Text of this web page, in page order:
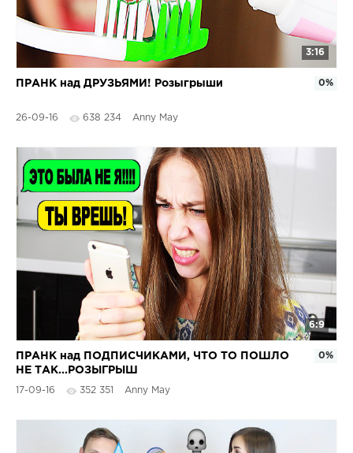
3:16
ПРАНК над ДРУЗЬЯМИ! Розыгрыши
26-09-16 638 234 Anny May
0%
6:9
ПРАНК над ПОДПИСЧИКАМИ, ЧТО ТО ПОШЛО
НЕ ТАК...РОЗЫГРЫШ
17-09-16 352 351 Anny May
0%